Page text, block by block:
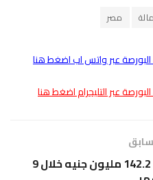
مصر
البورصة عبر واتس اب اضغط هنا
عبر التليجرام اضغط هنا
“مطاحن شرق الدلتا” تربح 142.2 مليون جنيه خلال 9